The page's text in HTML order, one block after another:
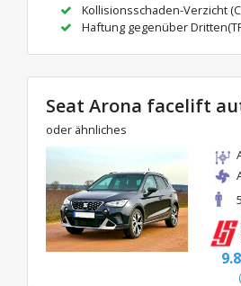
Kollisionsschaden-Verzicht
Haftung gegenüber
Seat Arona facelift
oder ähnliches
5